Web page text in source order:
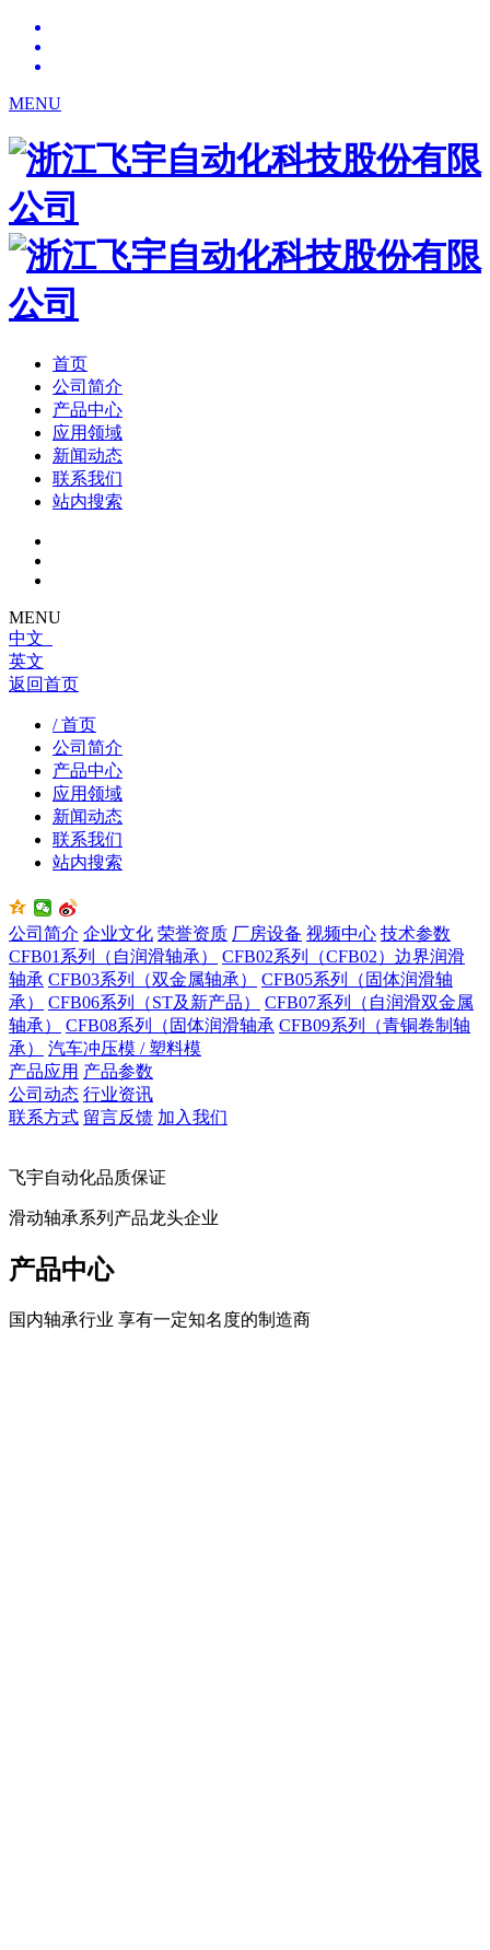
MENU
首页
公司简介
产品中心
应用领域
新闻动态
联系我们
站内搜索
MENU
中文
英文
返回首页
/ 首页
公司简介
产品中心
应用领域
新闻动态
联系我们
站内搜索
公司简介 企业文化 荣誉资质 厂房设备 视频中心 技术参数
CFB01系列（自润滑轴承）
CFB02系列（CFB02）边界润滑
轴承 CFB03系列（双金属轴承）
CFB05系列（固体润滑轴
承）
CFB06系列（ST及新产品）
CFB07系列（自润滑双金属
轴承）
CFB08系列（固体润滑轴承 CFB09系列（青铜卷制轴
承）
汽车冲压模 / 塑料模
产品应用 产品参数
公司动态 行业资讯
联系方式 留言反馈 加入我们
飞宇自动化品质保证
滑动轴承系列产品龙头企业
产品中心
国内轴承行业 享有一定知名度的制造商